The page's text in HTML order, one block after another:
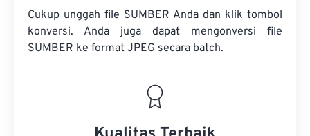
Cukup unggah file SUMBER Anda dan klik tombol
konversi. Anda juga dapat mengonversi file
SUMBER ke format JPEG secara batch.